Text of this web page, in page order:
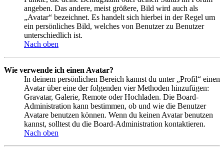
angeben. Das andere, meist größere, Bild wird auch als
„Avatar“ bezeichnet. Es handelt sich hierbei in der Regel um
ein persönliches Bild, welches von Benutzer zu Benutzer
unterschiedlich ist.
Nach oben
Wie verwende ich einen Avatar?
In deinem persönlichen Bereich kannst du unter „Profil“ einen
Avatar über eine der folgenden vier Methoden hinzufügen:
Gravatar, Galerie, Remote oder Hochladen. Die Board-
Administration kann bestimmen, ob und wie die Benutzer
Avatare benutzen können. Wenn du keinen Avatar benutzen
kannst, solltest du die Board-Administration kontaktieren.
Nach oben